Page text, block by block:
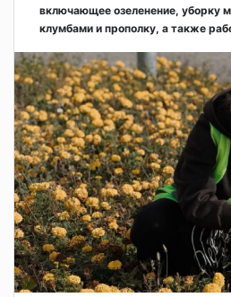
включающее озеленение, уборку
клумбами и прополку, а также